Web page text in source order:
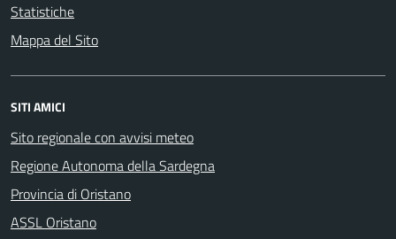
Statistiche
Mappa del Sito
SITI AMICI
Sito regionale con avvisi meteo
Regione Autonoma della Sardegna
Provincia di Oristano
ASSL Oristano